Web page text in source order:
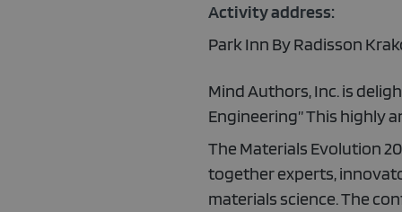
Activity address:
Park Inn By Radisson
Mind Authors, Inc. is
Engineering” This highly
The Materials Evolution
together experts,
materials science. The